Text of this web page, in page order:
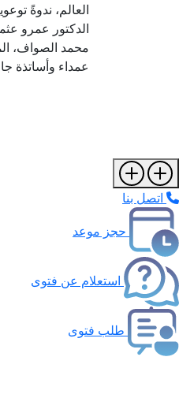
العالم، ندوةً
الدكتور عمرو
محمد الصواف،
عمداء وأساتذة
اتصل بنا
حجز موعد
استعلام عن فتوى
طلب فتوى